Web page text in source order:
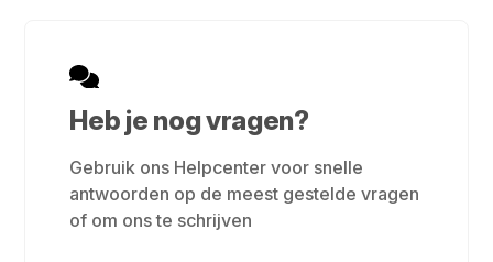
Heb je nog vragen?
Gebruik ons Helpcenter voor snelle
antwoorden op de meest gestelde vragen
of om ons te schrijven